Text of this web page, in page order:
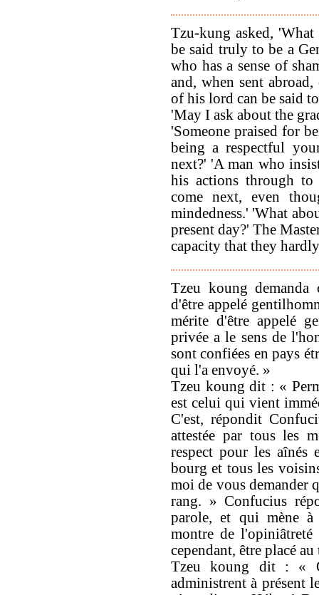
Tzu-kung asked,
be said truly to be a
who has a sense of
and, when sent
of his lord can be said
'May I ask about the
'Someone praised for
being a respectful
next?' 'A man who
his actions through
come next, even
mindedness.' 'What
present day?' The
capacity that they
Tzeu koung
d'être appelé
mérite d'être appelé
privée a le sens de
sont confiées en pays
qui l'a envoyé. »
Tzeu koung dit : «
est celui qui vient
C'est, répondit
attestée par tous les
respect pour les aînés
bourg et tous les
moi de vous demander
rang. » Confucius
parole, et qui mène
montre de
cependant, être placé
Tzeu koung dit : «
administrent à présent